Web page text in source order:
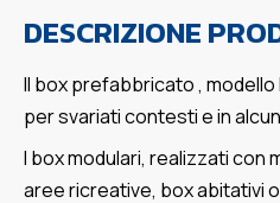
DESCRIZIONE
Il box prefabbricato ,
per svariati contesti e in
I box modulari, realizzati con
aree ricreative, box abitativi